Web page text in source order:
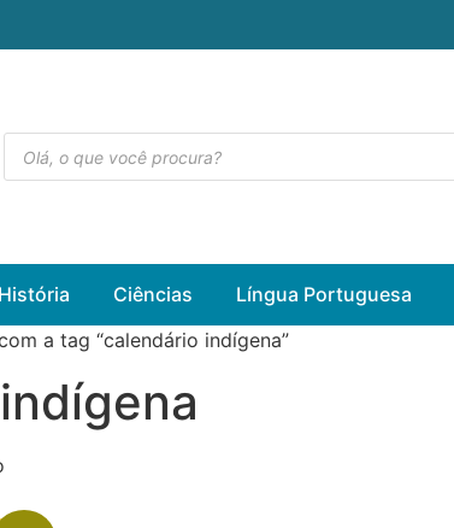
História Ciências Língua Portuguesa
a tag “calendário indígena”